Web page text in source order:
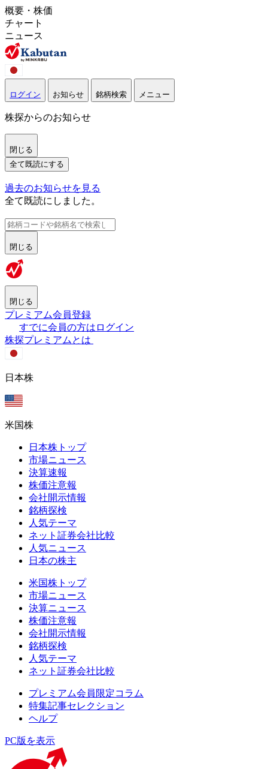
概要・株価
チャート
ニュース
ログイン お知らせ 銘柄検索 メニュー
株探からのお知らせ
閉じる
全て既読にする
過去のお知らせを見る
全て既読にしました。
閉じる
閉じる
プレミアム会員登録
すでに会員の方はログイン
株探プレミアムとは
日本株
米国株
日本株トップ
市場ニュース
決算速報
株価注意報
会社開示情報
銘柄探検
人気テーマ
ネット証券会社比較
人気ニュース
日本の株主
米国株トップ
市場ニュース
決算ニュース
株価注意報
会社開示情報
銘柄探検
人気テーマ
ネット証券会社比較
プレミアム会員限定コラム
特集記事セレクション
ヘルプ
PC版を表示